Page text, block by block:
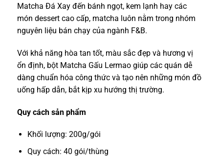
Matcha Đá Xay đến bánh ngọt, kem lạnh hay các
món dessert cao cấp, matcha luôn nằm trong nhóm
nguyên liệu bán chạy của ngành F&B.
Với khả năng hòa tan tốt, màu sắc đẹp và hương vị
ổn định, bột Matcha Gấu Lermao giúp các quán dễ
dàng chuẩn hóa công thức và tạo nên những món đồ
uống hấp dẫn, bắt kịp xu hướng thị trường.
Quy cách sản phẩm
Khối lượng: 200g/gói
Quy cách: 40 gói/thùng